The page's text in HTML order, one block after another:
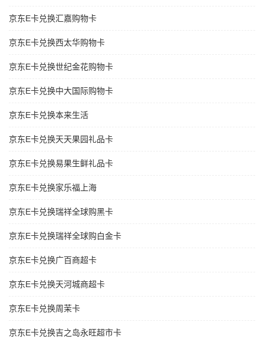
京东E卡兑换汇嘉购物卡
京东E卡兑换西太华购物卡
京东E卡兑换世纪金花购物卡
京东E卡兑换中大国际购物卡
京东E卡兑换本来生活
京东E卡兑换天天果园礼品卡
京东E卡兑换易果生鲜礼品卡
京东E卡兑换家乐福上海
京东E卡兑换瑞祥全球购黑卡
京东E卡兑换瑞祥全球购白金卡
京东E卡兑换广百商超卡
京东E卡兑换天河城商超卡
京东E卡兑换周茉卡
京东E卡兑换吉之岛永旺超市卡